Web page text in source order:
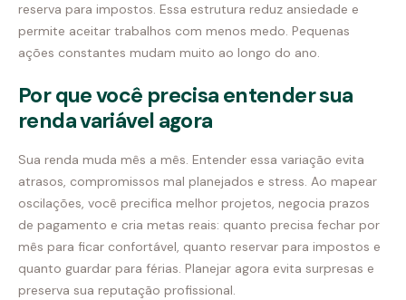
reserva para impostos. Essa estrutura reduz ansiedade e
permite aceitar trabalhos com menos medo. Pequenas
ações constantes mudam muito ao longo do ano.
Por que você precisa entender sua
renda variável agora
Sua renda muda mês a mês. Entender essa variação evita
atrasos, compromissos mal planejados e stress. Ao mapear
oscilações, você precifica melhor projetos, negocia prazos
de pagamento e cria metas reais: quanto precisa fechar por
mês para ficar confortável, quanto reservar para impostos e
quanto guardar para férias. Planejar agora evita surpresas e
preserva sua reputação profissional.